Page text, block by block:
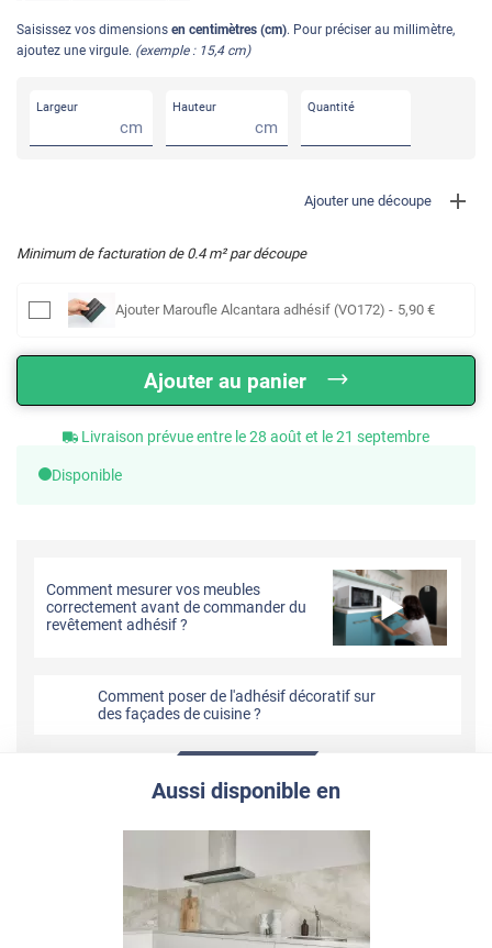
Saisissez vos dimensions en centimètres (cm). Pour préciser au millimètre,
ajoutez une virgule. (exemple : 15,4 cm)
Largeur
cm
Hauteur
cm
Quantité
Ajouter une découpe
Minimum de facturation de 0.4m² par découpe
Ajouter Maroufle Alcantara adhésif (VO172) - 5,90 €
Ajouter au panier
Livraison prévue entre le 28 août et le 21 septembre
Disponible
Comment mesurer vos meubles
correctement avant de commander du
revêtement adhésif ?
Comment poser de l'adhésif décoratif sur
des façades de cuisine ?
Aussi disponible en